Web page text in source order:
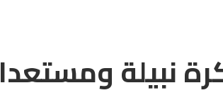
نبيلة